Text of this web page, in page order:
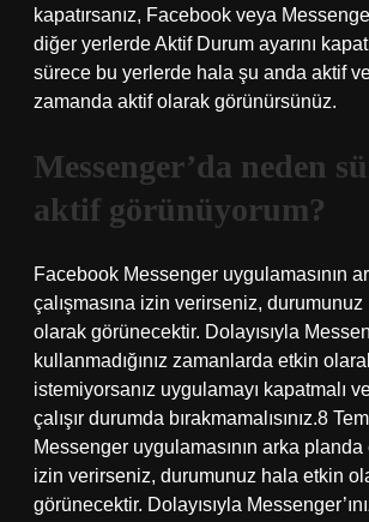
kapatırsanız, Facebook veya
diğer yerlerde Aktif Durum ayarını
sürece bu yerlerde hala şu anda aktif
zamanda aktif olarak görünürsünüz.
Messenger’da neden
aktif görünüyorum?
Facebook Messenger uygulamasının
çalışmasına izin verirseniz,
olarak görünecektir. Dolayısıyla
kullanmadığınız zamanlarda etkin
istemiyorsanız uygulamayı kapatmalı
çalışır durumda bırakmamalısınız.8
Messenger uygulamasının arka planda
izin verirseniz, durumunuz hala etkin
görünecektir. Dolayısıyla